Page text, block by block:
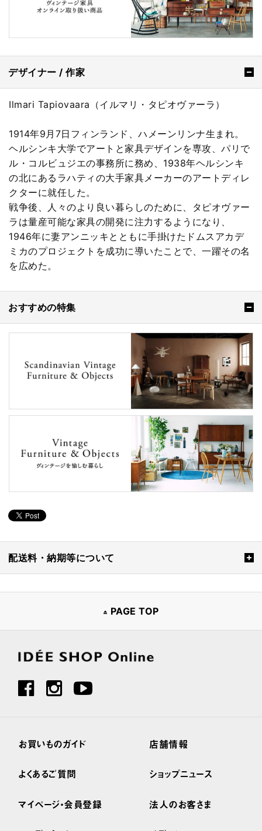
デザイナー / 作家
Ilmari Tapiovaara（イルマリ・タピオヴァーラ）
1914年9月7日フィンランド、ハメーンリンナ生まれ。
ヘルシンキ大学でアートと家具デザインを専攻、パリで
ル・コルビュジエの事務所に務め、1938年ヘルシンキ
の北にあるラハティの大手家具メーカーのアートディレ
クターに就任した。
戦争後、人々のより良い暮らしのために、タピオヴァー
ラは量産可能な家具の開発に注力するようになり、
1946年に妻アンニッキとともに手掛けたドムスアカデ
ミカのプロジェクトを成功に導いたことで、一躍その名
を広めた。
おすすめの特集
配送料・納期等について
PAGE TOP
お買いものガイド
よくあるご質問
マイページ・会員登録
店舗情報
ショップニュース
法人のお客さま